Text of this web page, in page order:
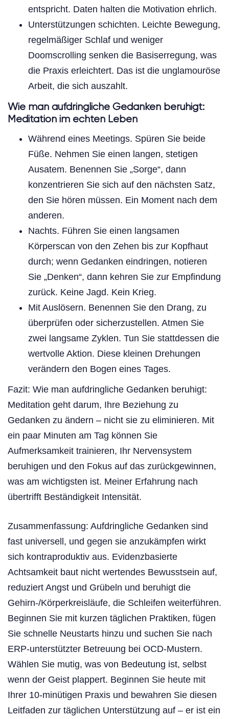
entspricht. Daten halten die Motivation ehrlich.
Unterstützungen schichten. Leichte Bewegung,
regelmäßiger Schlaf und weniger
Doomscrolling senken die Basiserregung, was
die Praxis erleichtert. Das ist die unglamouröse
Arbeit, die sich auszahlt.
Wie man aufdringliche Gedanken beruhigt:
Meditation im echten Leben
Während eines Meetings. Spüren Sie beide
Füße. Nehmen Sie einen langen, stetigen
Ausatem. Benennen Sie „Sorge“, dann
konzentrieren Sie sich auf den nächsten Satz,
den Sie hören müssen. Ein Moment nach dem
anderen.
Nachts. Führen Sie einen langsamen
Körperscan von den Zehen bis zur Kopfhaut
durch; wenn Gedanken eindringen, notieren
Sie „Denken“, dann kehren Sie zur Empfindung
zurück. Keine Jagd. Kein Krieg.
Mit Auslösern. Benennen Sie den Drang, zu
überprüfen oder sicherzustellen. Atmen Sie
zwei langsame Zyklen. Tun Sie stattdessen die
wertvolle Aktion. Diese kleinen Drehungen
verändern den Bogen eines Tages.
Fazit: Wie man aufdringliche Gedanken beruhigt:
Meditation geht darum, Ihre Beziehung zu
Gedanken zu ändern – nicht sie zu eliminieren. Mit
ein paar Minuten am Tag können Sie
Aufmerksamkeit trainieren, Ihr Nervensystem
beruhigen und den Fokus auf das zurückgewinnen,
was am wichtigsten ist. Meiner Erfahrung nach
übertrifft Beständigkeit Intensität.
Zusammenfassung: Aufdringliche Gedanken sind
fast universell, und gegen sie anzukämpfen wirkt
sich kontraproduktiv aus. Evidenzbasierte
Achtsamkeit baut nicht wertendes Bewusstsein auf,
reduziert Angst und Grübeln und beruhigt die
Gehirn-/Körperkreisläufe, die Schleifen weiterführen.
Beginnen Sie mit kurzen täglichen Praktiken, fügen
Sie schnelle Neustarts hinzu und suchen Sie nach
ERP-unterstützter Betreuung bei OCD-Mustern.
Wählen Sie mutig, was von Bedeutung ist, selbst
wenn der Geist plappert. Beginnen Sie heute mit
Ihrer 10-minütigen Praxis und bewahren Sie diesen
Leitfaden zur täglichen Unterstützung auf – er ist ein